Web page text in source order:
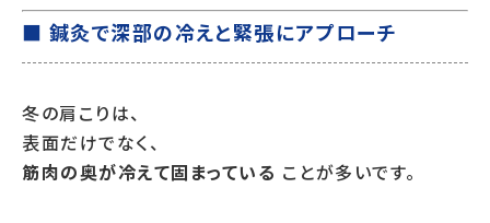
■ 鍼灸で深部の冷えと緊張にアプローチ
冬の肩こりは、
表面だけでなく、
筋肉の奥が冷えて固まっている ことが多いです。